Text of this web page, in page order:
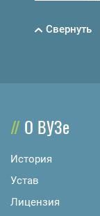
Свернуть
О ВУЗе
История
Устав
Лицензия